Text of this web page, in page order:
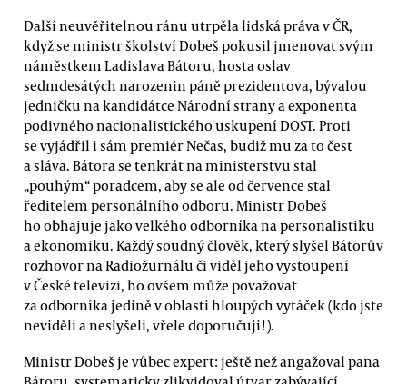
Další neuvěřitelnou ránu utrpěla lidská práva v ČR,
když se ministr školství Dobeš pokusil jmenovat svým
náměstkem Ladislava Bátoru, hosta oslav
sedmdesátých narozenin páně prezidentova, bývalou
jedničku na kandidátce Národní strany a exponenta
podivného nacionalistického uskupení DOST. Proti
se vyjádřil i sám premiér Nečas, budiž mu za to čest
a sláva. Bátora se tenkrát na ministerstvu stal
„pouhým“ poradcem, aby se ale od července stal
ředitelem personálního odboru. Ministr Dobeš
ho obhajuje jako velkého odborníka na personalistiku
a ekonomiku. Každý soudný člověk, který slyšel Bátorův
rozhovor na Radiožurnálu či viděl jeho vystoupení
v České televizi, ho ovšem může považovat
za odborníka jedině v oblasti hloupých vytáček (kdo jste
neviděli a neslyšeli, vřele doporučuji!).
Ministr Dobeš je vůbec expert: ještě než angažoval pana